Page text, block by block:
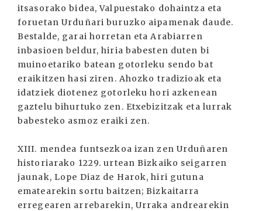
itsasorako bidea, Valpuestako dohaintza eta
foruetan Urduñari buruzko aipamenak daude.
Bestalde, garai horretan eta Arabiarren
inbasioen beldur, hiria babesten duten bi
muinoetariko batean gotorleku sendo bat
eraikitzen hasi ziren. Ahozko tradizioak eta
idatziek diotenez gotorleku hori azkenean
gaztelu bihurtuko zen. Etxebizitzak eta lurrak
babesteko asmoz eraiki zen.
XIII. mendea funtsezkoa izan zen Urduñaren
historiarako 1229. urtean Bizkaiko seigarren
jaunak, Lope Diaz de Harok, hiri gutuna
ematearekin sortu baitzen; Bizkaitarra
erregearen arrebarekin, Urraka andrearekin